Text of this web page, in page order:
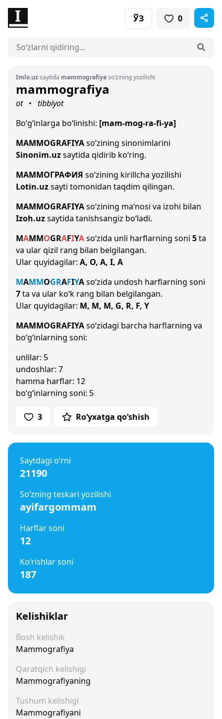
ЎЗ 0
Imlo.uzsaytida mammografiyaso‘zining yozilishi
mammografiya
ot •
tibbiyot
Bo‘g‘inlarga bo‘linishi: [mam-mog-ra-fi-ya]
MAMMOGRAFIYAso‘zining sinonimlarini
Sinonim.uzsaytida qidirib ko‘ring.
МАММОГРАФИЯ so‘zining kirillcha yozilishi
Lotin.uzsayti tomonidan taqdim qilingan.
MAMMOGRAFIYAso‘zining ma’nosi va izohi bilan
Izoh.uzsaytida tanishsangiz bo‘ladi.
MAMMOGRAFIYAso‘zida unli harflarning soni 5ta
va ular qizil rang bilan belgilangan.
Ular quyidagilar: A, O, A, I, A
MAMMOGRAFIYAso‘zida undosh harflarning soni
7ta va ular ko‘k rang bilan belgilangan.
Ular quyidagilar: M, M, M, G, R, F, Y
MAMMOGRAFIYAso‘zidagi barcha harflarning va
bo‘g‘inlarning soni:
unlilar: 5
undoshlar: 7
hamma harflar: 12
bo‘g‘inlarning soni: 5
3 Ro‘yxatga qo‘shish
Saytdagi o‘rni
21190
So‘zning teskari yozilishi
ayifargommam
Harflar soni
12
Ko‘rishlar soni
187
Kelishiklar
Bosh kelishik
Mammografiya
Qaratqich kelishigi
Mammografiyaning
Tushum kelishigi
Mammografiyani